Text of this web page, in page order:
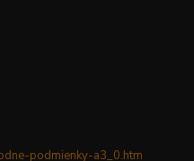
podmienky-a3_0.htm